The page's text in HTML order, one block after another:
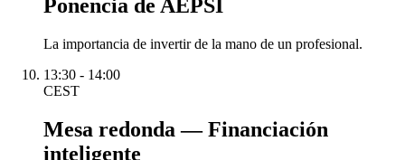
Ponencia de AEPSI
La importancia de invertir de la mano de un profesional.
13:30 - 14:00
CEST
Mesa redonda — Financiación
inteligente